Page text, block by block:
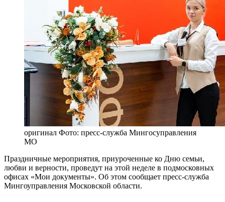
оригинал Фото: пресс-служба Мингосуправления
МО
Праздничные мероприятия, приуроченные ко Дню семьи,
любви и верности, проведут на этой неделе в подмосковных
офисах «Мои документы». Об этом сообщает пресс-служба
Мингоуправления Московской области.